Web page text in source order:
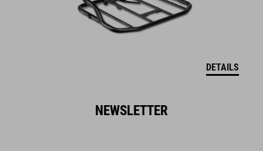
DETAILS
NEWSLETTER